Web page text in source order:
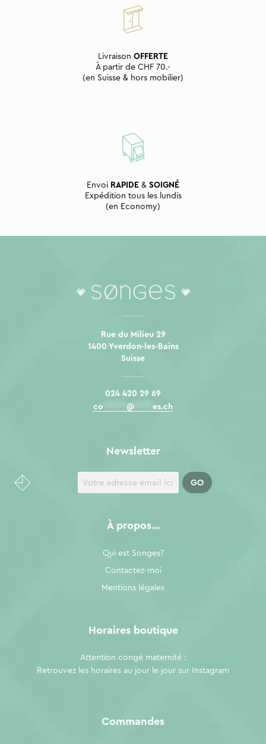
Livraison OFFERTE
À partir de CHF 70.-
(en Suisse & hors mobilier)
Envoi RAPIDE & SOIGNÉ
Expédition tous les lundis
(en Economy)
Rue du Milieu 29
1400 Yverdon-les-Bains
Suisse
024 420 29 69
co
@ es.ch
Commandes
À propos…
Qui est Songes?
Contactez-moi
Mentions légales
Newsletter
Horaires boutique
Attention congé maternité :
Retrouvez les horaires au jour le jour sur
Instagram